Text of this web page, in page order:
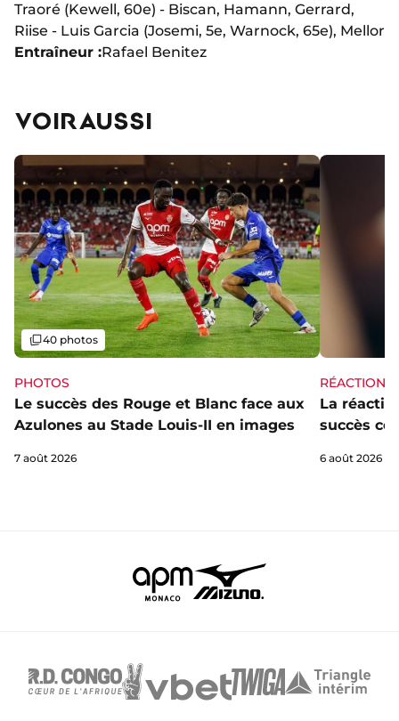
Traoré (Kewell, 60e) - Biscan, Hamann, Gerrard,
Riise - Luis Garcia (Josemi, 5e, Warnock, 65e), Mellor
Entraîneur :Rafael Benitez
VOIR AUSSI
PHOTOS
Le succès des Rouge et Blanc face aux
Azulones au Stade Louis-II en images
Galerie
40 photos
7 août 2026
RÉACTIONS
La
succès
6 août 2026